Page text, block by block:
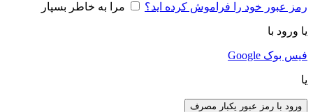
رمز عبور خود را فراموش کرده اید؟ مرا به خاطر بسپار
یا ورود با
فیس بوک Google
یا
ورود با رمز عبور یکبار مصرف